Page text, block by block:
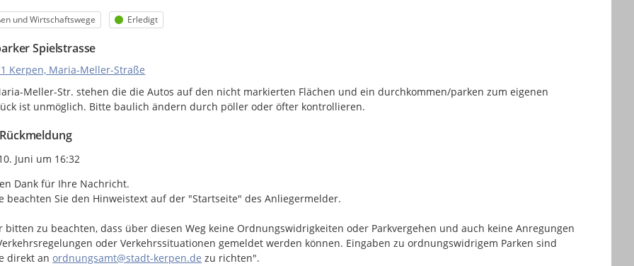
und Wirtschaftswege Status
Erledigt
Spielstrasse
Kerpen, Maria-Meller-Straße
Meller-Str. stehen die die Autos auf den nicht markierten Flächen und ein durchkommen/parken zum eigenen
ist unmöglich. Bitte baulich ändern durch pöller oder öfter kontrollieren.
Rückmeldung
des Erstellens
Juni um 16:32
Dank für Ihre Nachricht.
beachten Sie den Hinweistext auf der "Startseite" des Anliegermelder.
bitten zu beachten, dass über diesen Weg keine Ordnungswidrigkeiten oder Parkvergehen und auch keine Anregungen
oder Verkehrssituationen gemeldet werden können. Eingaben zu ordnungswidrigem Parken sind
direkt an ordnungsamt@stadt-kerpen.de zu richten".